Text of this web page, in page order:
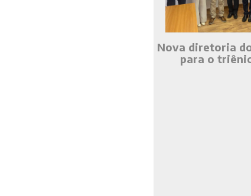
Nova diretoria
para o